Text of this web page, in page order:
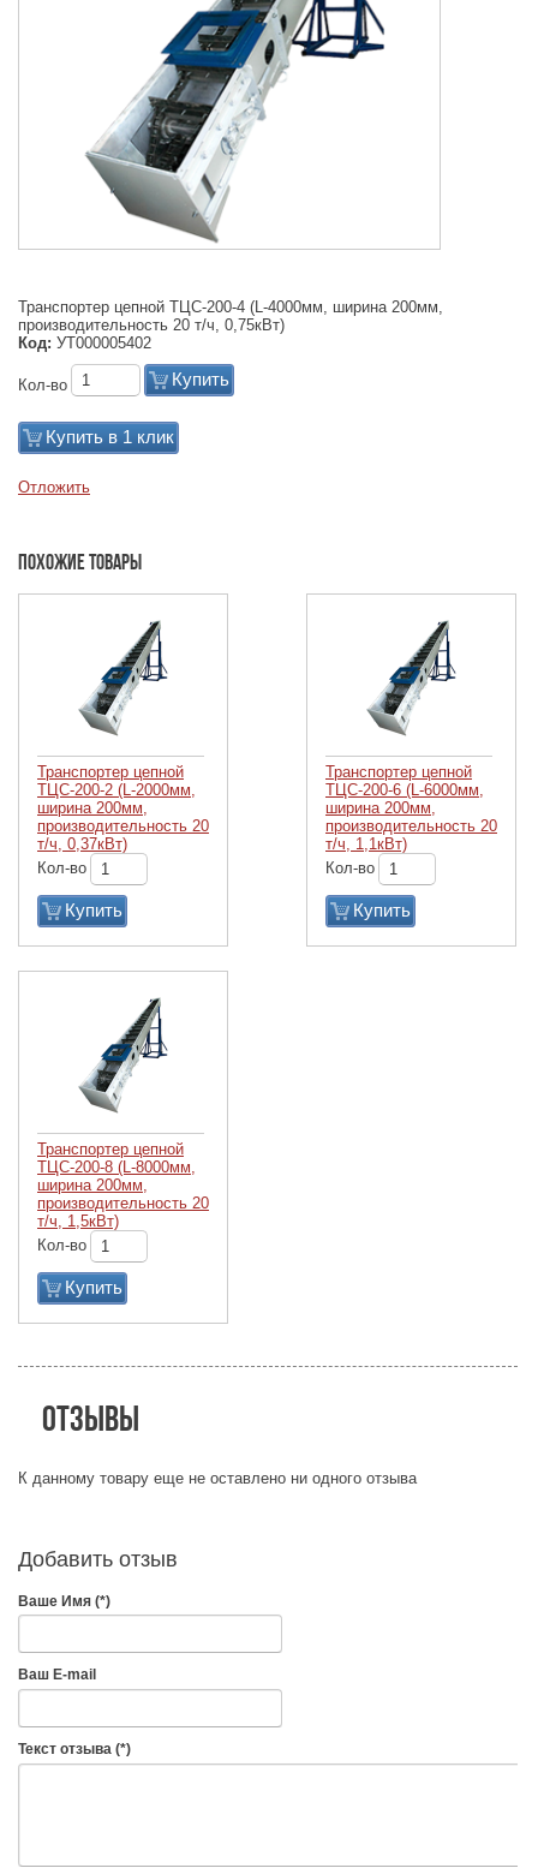
Транспортер цепной ТЦС-200-4 (L-4000мм, ширина 200мм,
производительность 20 т/ч, 0,75кВт)
Код: УТ000005402
Кол-во Купить
Купить в 1 клик
Отложить
Похожие товары
Транспортер цепной
ТЦС-200-2 (L-2000мм,
ширина 200мм,
производительность 20
т/ч, 0,37кВт)
Кол-во
Купить
Транспортер цепной
ТЦС-200-6 (L-6000мм,
ширина 200мм,
производительность 20
т/ч, 1,1кВт)
Кол-во
Купить
Транспортер цепной
ТЦС-200-8 (L-8000мм,
ширина 200мм,
производительность 20
т/ч, 1,5кВт)
Кол-во
Купить
Отзывы
К данному товару еще не оставлено ни одного отзыва
Добавить отзыв
Ваше Имя (*)
Ваш E-mail
Текст отзыва (*)